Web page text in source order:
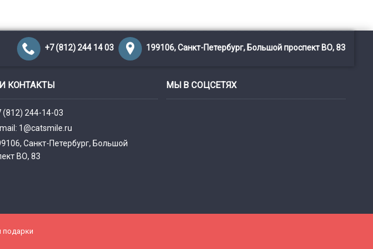
+7 (812) 244 14 03 199106, Санкт-Петербург, Большой проспект ВО, 83
КОНТАКТЫ
(812) 244-14-03
1@catsmile.ru
Санкт-Петербург, Большой
ВО, 83
МЫ В СОЦСЕТЯХ
подарки